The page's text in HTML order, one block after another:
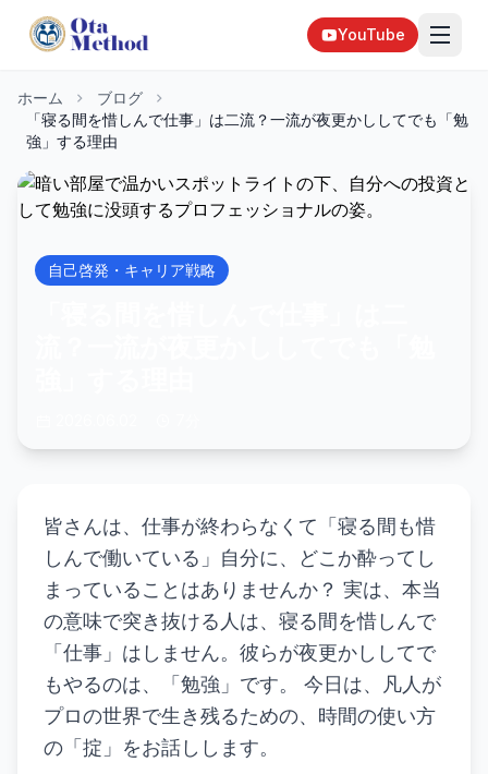
YouTube
ホーム
ブログ
「寝る間を惜しんで仕事」は二流？一流が夜更かししてでも「勉
強」する理由
自己啓発・キャリア戦略
皆さんは、仕事が終わらなくて「寝る間も惜
しんで働いている」自分に、どこか酔ってし
まっていることはありませんか？ 実は、本当
の意味で突き抜ける人は、寝る間を惜しんで
「仕事」はしません。彼らが夜更かししてで
もやるのは、「勉強」です。 今日は、凡人が
プロの世界で生き残るための、時間の使い方
の「掟」をお話しします。